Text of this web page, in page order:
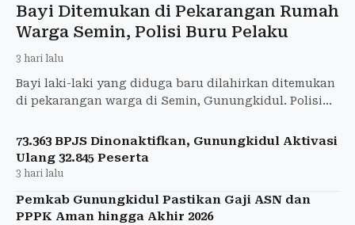
Bayi Ditemukan di Pekarangan Rumah
Warga Semin, Polisi Buru Pelaku
3 hari lalu
Bayi laki-laki yang diduga baru dilahirkan ditemukan
di pekarangan warga di Semin, Gunungkidul. Polisi
73.363 BPJS Dinonaktifkan, Gunungkidul Aktivasi
Ulang 32.845 Peserta
3 hari lalu
Pemkab Gunungkidul Pastikan Gaji ASN dan
PPPK Aman hingga Akhir 2026